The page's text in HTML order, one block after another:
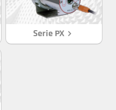
Serie PX